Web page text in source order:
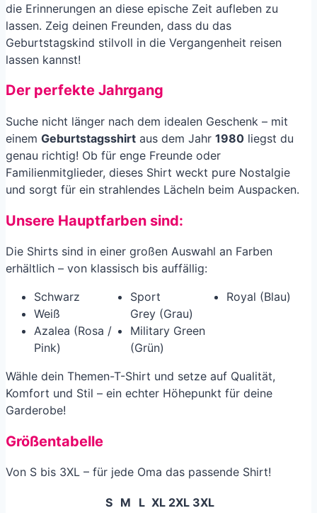
die Erinnerungen an diese epische Zeit aufleben zu
lassen. Zeig deinen Freunden, dass du das
Geburtstagskind stilvoll in die Vergangenheit reisen
lassen kannst!
Der perfekte Jahrgang
Suche nicht länger nach dem idealen Geschenk – mit
einem Geburtstagsshirt aus dem Jahr 1980 liegst du
genau richtig! Ob für enge Freunde oder
Familienmitglieder, dieses Shirt weckt pure Nostalgie
und sorgt für ein strahlendes Lächeln beim Auspacken.
Unsere Hauptfarben sind:
Die Shirts sind in einer großen Auswahl an Farben
erhältlich – von klassisch bis auffällig:
Schwarz
Weiß
Azalea (Rosa /
Pink)
Sport
Grey (Grau)
Military Green
(Grün)
Royal (Blau)
Wähle dein Themen-T-Shirt und setze auf Qualität,
Komfort und Stil – ein echter Höhepunkt für deine
Garderobe!
Größentabelle
Von S bis 3XL – für jede Oma das passende Shirt!
S M L XL 2XL 3XL